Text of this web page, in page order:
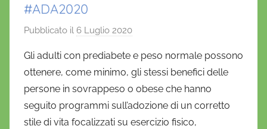
#ADA2020
Pubblicato il 6 Luglio 2020
D
a
n
i
e
Gli adulti con prediabete e peso normale possono
ottenere, come minimo, gli stessi benefici delle
persone in sovrappeso o obese che hanno
seguito programmi sull’adozione di un corretto
stile di vita focalizzati su esercizio fisico,